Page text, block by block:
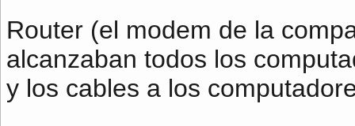
Router (el modem de la
alcanzaban todos los
y los cables a los